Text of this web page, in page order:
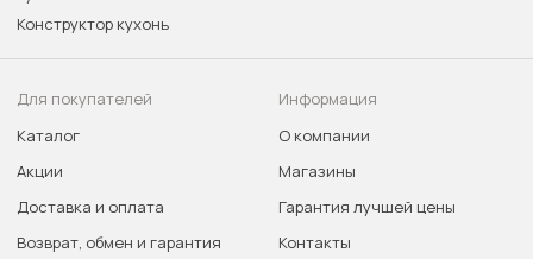
Конструктор кухонь
Для покупателей
Каталог
Акции
Доставка и оплата
Возврат, обмен и гарантия
Информация
О компании
Магазины
Гарантия лучшей цены
Контакты